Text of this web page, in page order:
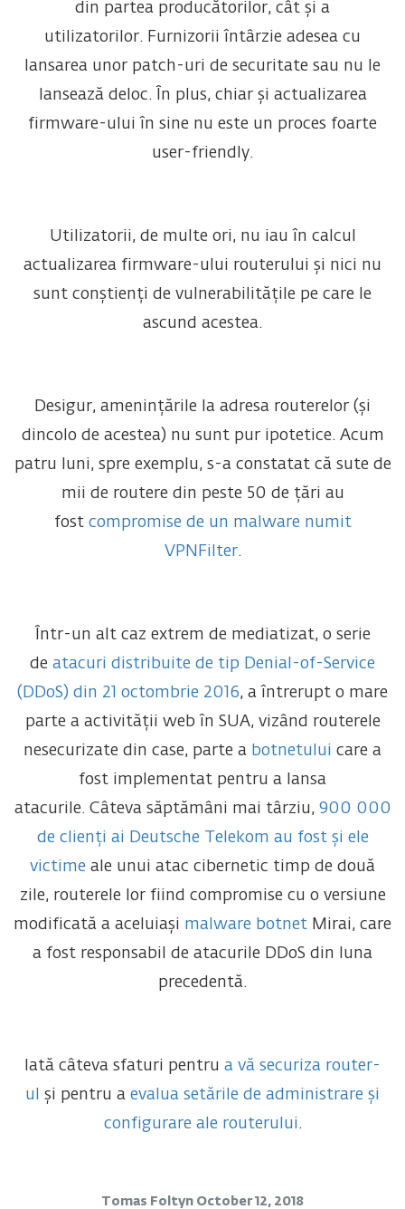
din partea producătorilor, cât și a
utilizatorilor. Furnizorii întârzie adesea cu
lansarea unor patch-uri de securitate sau nu le
lansează deloc. În plus, chiar și actualizarea
firmware-ului în sine nu este un proces foarte
user-friendly.
Utilizatorii, de multe ori, nu iau în calcul
actualizarea firmware-ului routerului și nici nu
sunt conștienți de vulnerabilitățile pe care le
ascund acestea.
Desigur, amenințările la adresa routerelor (și
dincolo de acestea) nu sunt pur ipotetice. Acum
patru luni, spre exemplu, s-a constatat că sute de
mii de routere din peste 50 de țări au
fost compromise de un malware numit
VPNFilter.
Într-un alt caz extrem de mediatizat, o serie
de atacuri distribuite de tip Denial-of-Service
(DDoS) din 21 octombrie 2016, a întrerupt o mare
parte a activității web în SUA, vizând routerele
nesecurizate din case, parte a botnetului care a
fost implementat pentru a lansa
atacurile. Câteva săptămâni mai târziu, 900 000
de clienți ai Deutsche Telekom au fost și ele
victime ale unui atac cibernetic timp de două
zile, routerele lor fiind compromise cu o versiune
modificată a aceluiași malware botnet Mirai, care
a fost responsabil de atacurile DDoS din luna
precedentă.
Iată câteva sfaturi pentru a vă securiza router-
ul
și pentru a evalua setările de administrare și
configurare ale routerului.
Tomas Foltyn October 12, 2018